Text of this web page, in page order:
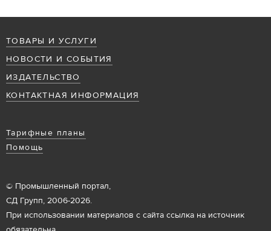
ТОВАРЫ И УСЛУГИ
НОВОСТИ И СОБЫТИЯ
ИЗДАТЕЛЬСТВО
КОНТАКТНАЯ ИНФОРМАЦИЯ
Тарифные планы
Помощь
© Промышленный портал,
СД Групп, 2006-2026.
При использовании материалов с сайта ссылка на источник